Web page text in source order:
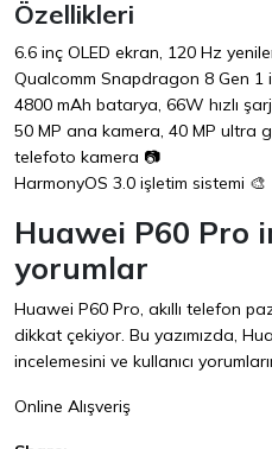
Özellikleri
6.6 inç OLED ekran, 120 Hz
Qualcomm Snapdragon 8 Gen 1
4800 mAh batarya, 66W hızlı
50 MP ana kamera, 40 MP ultra
telefoto kamera 📷
HarmonyOS 3.0 işletim sistemi 🎨
Huawei P60 Pro
yorumlar
Huawei P60 Pro, akıllı telefon
dikkat çekiyor. Bu yazımızda,
incelemesini ve kullanıcı
Online Alışveriş